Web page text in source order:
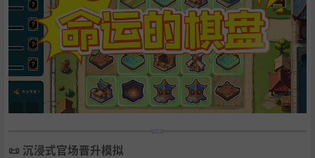
📜 沉浸式官场晋升模拟